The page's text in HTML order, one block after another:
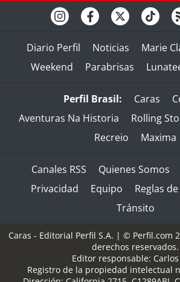
Diario Perfil Noticias Marie
Weekend
Parabrisas
Perfil Brasil: Caras
Aventuras Na Historia
Rolling
Recreio
Maxima
Canales RSS Quienes Somos
Privacidad
Equipo
Reglas
Tránsito
Caras - Editorial Perfil S.A. | © Perfil.com
derechos reservados.
Editor responsable:
Registro de la propiedad intelectual